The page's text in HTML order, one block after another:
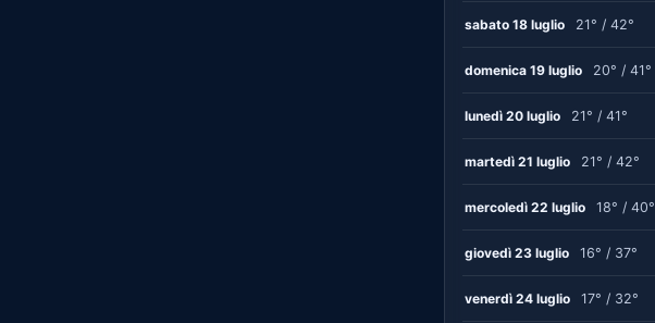
sabato 18 luglio 21° / 42°
domenica 19 luglio 20° / 41°
lunedì 20 luglio 21° / 41°
martedì 21 luglio 21° / 42°
mercoledì 22 luglio 18° / 40°
giovedì 23 luglio 16° / 37°
venerdì 24 luglio 17° / 32°